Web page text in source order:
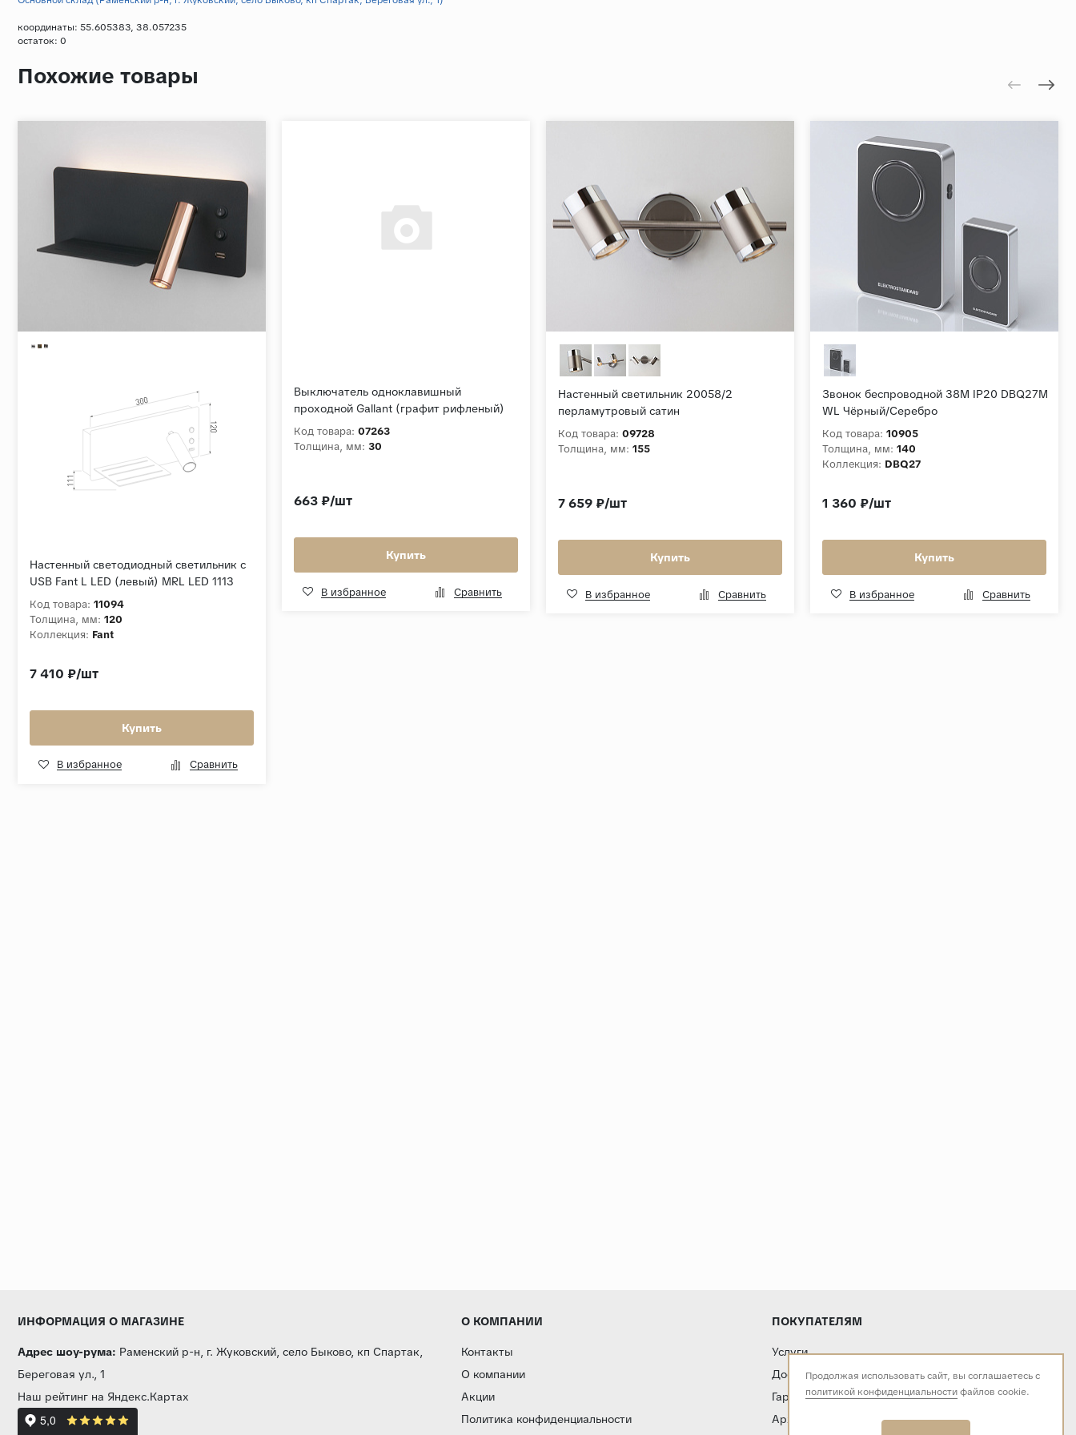
координаты: 55.605383, 38.057235
остаток: 0
Похожие товары
Настенный светодиодный светильник с
USB Fant L LED (левый) MRL LED 1113
чёрный/золото
Код товара: 11094
Толщина, мм: 120
Коллекция: Fant
7 410 ₽/шт
Купить
В избранное Сравнить
Выключатель одноклавишный
проходной Gallant (графит рифленый)
W5012004
Код товара: 07263
Толщина, мм: 30
663 ₽/шт
Купить
В избранное Сравнить
Настенный светильник 20058/2
перламутровый сатин
Код товара: 09728
Толщина, мм: 155
7 659 ₽/шт
Купить
В избранное Сравнить
Звонок беспроводной 38M IP20 DBQ27M
WL Чёрный/Серебро
Код товара: 10905
Толщина, мм: 140
Коллекция: DBQ27
1 360 ₽/шт
Купить
В избранное Сравнить
ИНФОРМАЦИЯ О МАГАЗИНЕ
Адрес шоу-рума: Раменский р-н, г. Жуковский, село Быково, кп Спартак,
Береговая ул., 1
Наш рейтинг на Яндекс.Картах
О КОМПАНИИ
Контакты
О компании
Акции
Политика конфиденциальности
ПОКУПАТЕЛЯМ
Услуги
Доставка и оплата
Гарантия и возврат
Архитекторам и дизайнерам
Продолжая использовать сайт, вы соглашаетесь с
политикой конфиденциальностифайлов cookie.